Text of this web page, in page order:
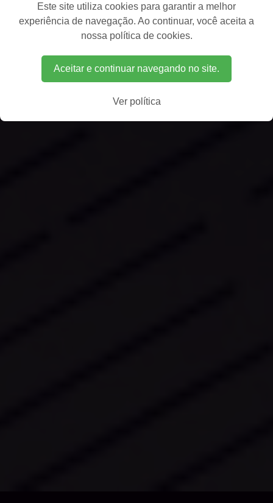
Este site utiliza cookies para garantir a melhor
experiência de navegação. Ao continuar, você aceita a
nossa política de cookies.
Aceitar e continuar navegando no site.
Ver política